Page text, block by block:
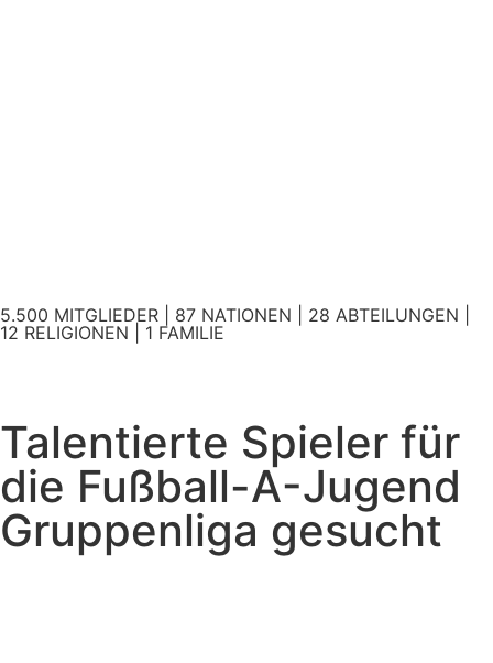
5.500 MITGLIEDER | 87 NATIONEN | 28 ABTEILUNGEN |
12 RELIGIONEN | 1 FAMILIE
Talentierte Spieler für
die Fußball-A-Jugend
Gruppenliga gesucht